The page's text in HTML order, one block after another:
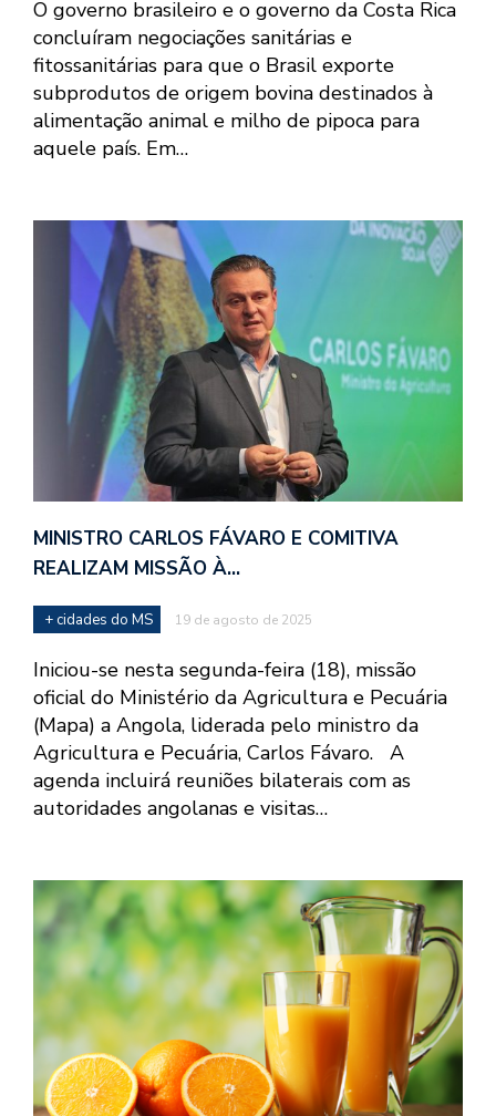
O governo brasileiro e o governo da Costa Rica
concluíram negociações sanitárias e
fitossanitárias para que o Brasil exporte
subprodutos de origem bovina destinados à
alimentação animal e milho de pipoca para
aquele país. Em…
MINISTRO CARLOS FÁVARO E COMITIVA
REALIZAM MISSÃO À…
+ cidades do MS 19 de agosto de 2025
Iniciou-se nesta segunda-feira (18), missão
oficial do Ministério da Agricultura e Pecuária
(Mapa) a Angola, liderada pelo ministro da
Agricultura e Pecuária, Carlos Fávaro. A
agenda incluirá reuniões bilaterais com as
autoridades angolanas e visitas…